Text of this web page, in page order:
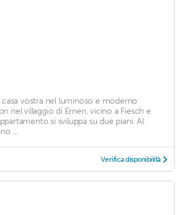
vostra nel luminoso e moderno
nel villaggio di Ernen, vicino a Fiesch e
si sviluppa su due piani. Al
...
Verifica disponibilità